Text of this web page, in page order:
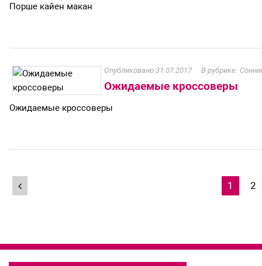
Порше кайен макан
31.07.2017
Ожидаемые кроссоверы
Ожидаемые кроссоверы
Навигация
1 2